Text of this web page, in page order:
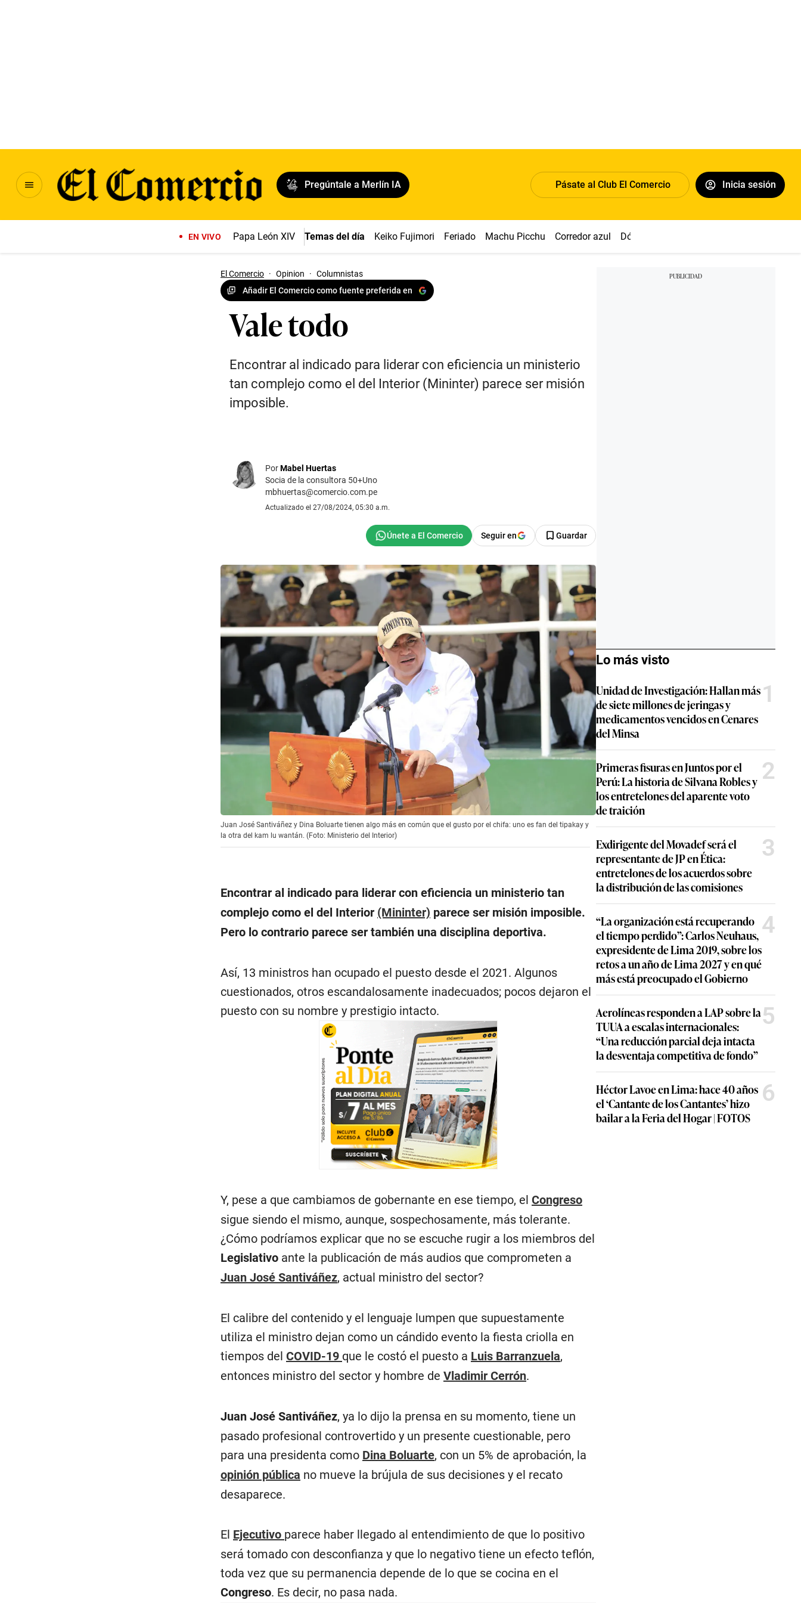
Pregúntale a Merlín IA Pásate al Club El Comercio Inicia sesión
EN VIVO Papa León XIV Temas del día Keiko Fujimori Feriado Machu Picchu Corredor azul Dólar
El Comercio · Opinion · Columnistas
Añadir El Comercio como fuente preferida en
Vale todo
Encontrar al indicado para liderar con eficiencia un ministerio
tan complejo como el del Interior (Mininter) parece ser misión
imposible.
PorMabel Huertas
Socia de la consultora 50+Uno
mbhuertas@comercio.com.pe
Actualizado el 27/08/2024, 05:30 a.m.
Seguir en Guardar
Juan José Santiváñez y Dina Boluarte tienen algo más en común que el gusto por el chifa: uno es fan del tipakay y
la otra del kam lu wantán. (Foto: Ministerio del Interior)
Encontrar al indicado para liderar con eficiencia un ministerio tan
complejo como el del Interior (Mininter) parece ser misión imposible.
Pero lo contrario parece ser también una disciplina deportiva.
Así, 13 ministros han ocupado el puesto desde el 2021. Algunos
cuestionados, otros escandalosamente inadecuados; pocos dejaron el
puesto con su nombre y prestigio intacto.
Y, pese a que cambiamos de gobernante en ese tiempo, el Congreso
sigue siendo el mismo, aunque, sospechosamente, más tolerante.
¿Cómo podríamos explicar que no se escuche rugir a los miembros del
Legislativo ante la publicación de más audios que comprometen a
Juan José Santiváñez, actual ministro del sector?
El calibre del contenido y el lenguaje lumpen que supuestamente
utiliza el ministro dejan como un cándido evento la fiesta criolla en
tiempos del COVID-19 que le costó el puesto a Luis Barranzuela,
entonces ministro del sector y hombre de Vladimir Cerrón.
Juan José Santiváñez, ya lo dijo la prensa en su momento, tiene un
pasado profesional controvertido y un presente cuestionable, pero
para una presidenta como Dina Boluarte, con un 5% de aprobación, la
opinión pública no mueve la brújula de sus decisiones y el recato
desaparece.
El Ejecutivo parece haber llegado al entendimiento de que lo positivo
será tomado con desconfianza y que lo negativo tiene un efecto teflón,
toda vez que su permanencia depende de lo que se cocina en el
Congreso. Es decir, no pasa nada.
Lo más visto
Unidad de Investigación: Hallan más
de siete millones de jeringas y
medicamentos vencidos en Cenares
del Minsa
1
Primeras fisuras en Juntos por el
Perú: La historia de Silvana Robles y
los entretelones del aparente voto
de traición
2
Exdirigente del Movadef será el
representante de JP en Ética:
entretelones de los acuerdos sobre
la distribución de las comisiones
3
“La organización está recuperando
el tiempo perdido”: Carlos Neuhaus,
expresidente de Lima 2019, sobre los
retos a un año de Lima 2027 y en qué
más está preocupado el Gobierno
4
Aerolíneas responden a LAP sobre la
TUUA a escalas internacionales:
“Una reducción parcial deja intacta
la desventaja competitiva de fondo”
5
Héctor Lavoe en Lima: hace 40 años
el ‘Cantante de los Cantantes’ hizo
bailar a la Feria del Hogar | FOTOS
6